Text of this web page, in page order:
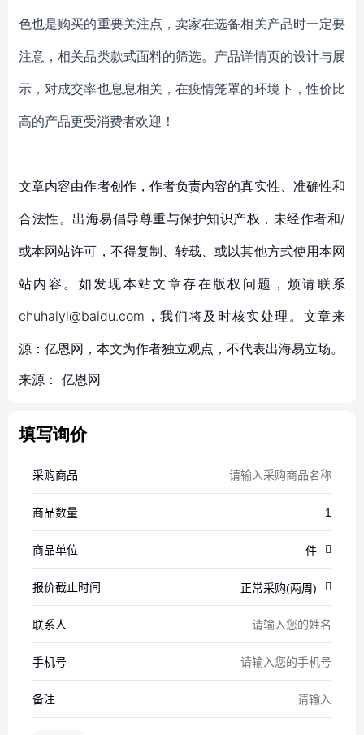
色也是购买的重要关注点，卖家在选备相关产品时一定要
注意，相关品类款式面料的筛选。产品详情页的设计与展
示，对成交率也息息相关，在疫情笼罩的环境下，性价比
高的产品更受消费者欢迎！
文章内容由作者创作，作者负责内容的真实性、准确性和
合法性。出海易倡导尊重与保护知识产权，未经作者和/
或本网站许可，不得复制、转载、或以其他方式使用本网
站内容。如发现本站文章存在版权问题，烦请联系
chuhaiyi@baidu.com，我们将及时核实处理。文章来
源：亿恩网，本文为作者独立观点，不代表出海易立场。
来源： 亿恩网
填写询价